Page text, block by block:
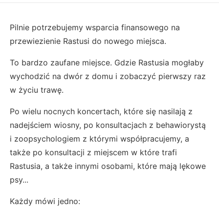
Pilnie potrzebujemy wsparcia finansowego na
przewiezienie Rastusi do nowego miejsca.
To bardzo zaufane miejsce. Gdzie Rastusia mogłaby
wychodzić na dwór z domu i zobaczyć pierwszy raz
w życiu trawę.
Po wielu nocnych koncertach, które się nasilają z
nadejściem wiosny, po konsultacjach z behawiorystą
i zoopsychologiem z którymi współpracujemy, a
także po konsultacji z miejscem w które trafi
Rastusia, a także innymi osobami, które mają lękowe
psy...
Każdy mówi jedno: